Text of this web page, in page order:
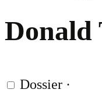
Donald
Dossier ·